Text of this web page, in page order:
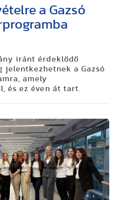
a Gazsó
iránt érdeklődő
jelentkezhetnek a Gazsó
amely
és ez éven át tart.